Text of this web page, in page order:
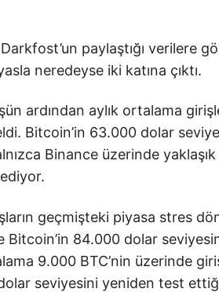
paylaştığı verilere
neredeyse iki katına çıktı.
ardından aylık ortalama
Bitcoin’in 63.000 dolar
Binance üzerinde
geçmişteki piyasa stres
Bitcoin’in 84.000 dolar
9.000 BTC’nin üzerinde
seviyesini yeniden test